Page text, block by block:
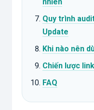
Quy trình
Update
Khi nào nên
Chiến lược
FAQ